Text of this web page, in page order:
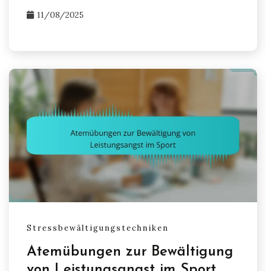
11/08/2025
Stressbewältigungstechniken
Atemübungen zur Bewältigung